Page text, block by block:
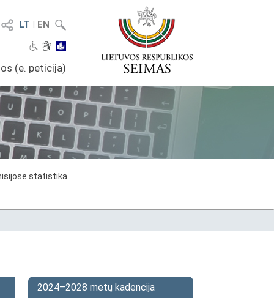
LT I EN
(e. peticija)
statistika
2024–2028 metų kadencija